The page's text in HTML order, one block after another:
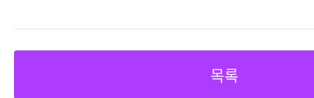
목록